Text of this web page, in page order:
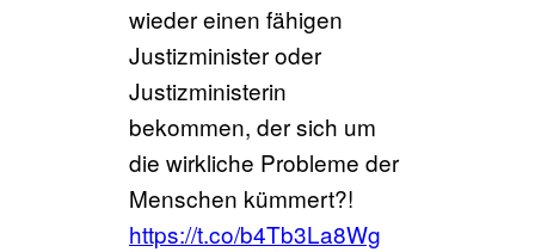
wieder einen fähigen
Justizminister oder
Justizministerin
bekommen, der sich um
die wirkliche Probleme der
Menschen kümmert?!
https://t.co/b4Tb3La8Wg